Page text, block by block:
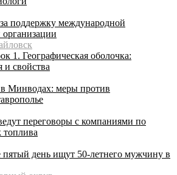
поддержку международной
организации
1. Географическая оболочка:
и свойства
Минводах: меры против
переговоры с компаниями по
топлива
день ищут 50-летнего мужчину в